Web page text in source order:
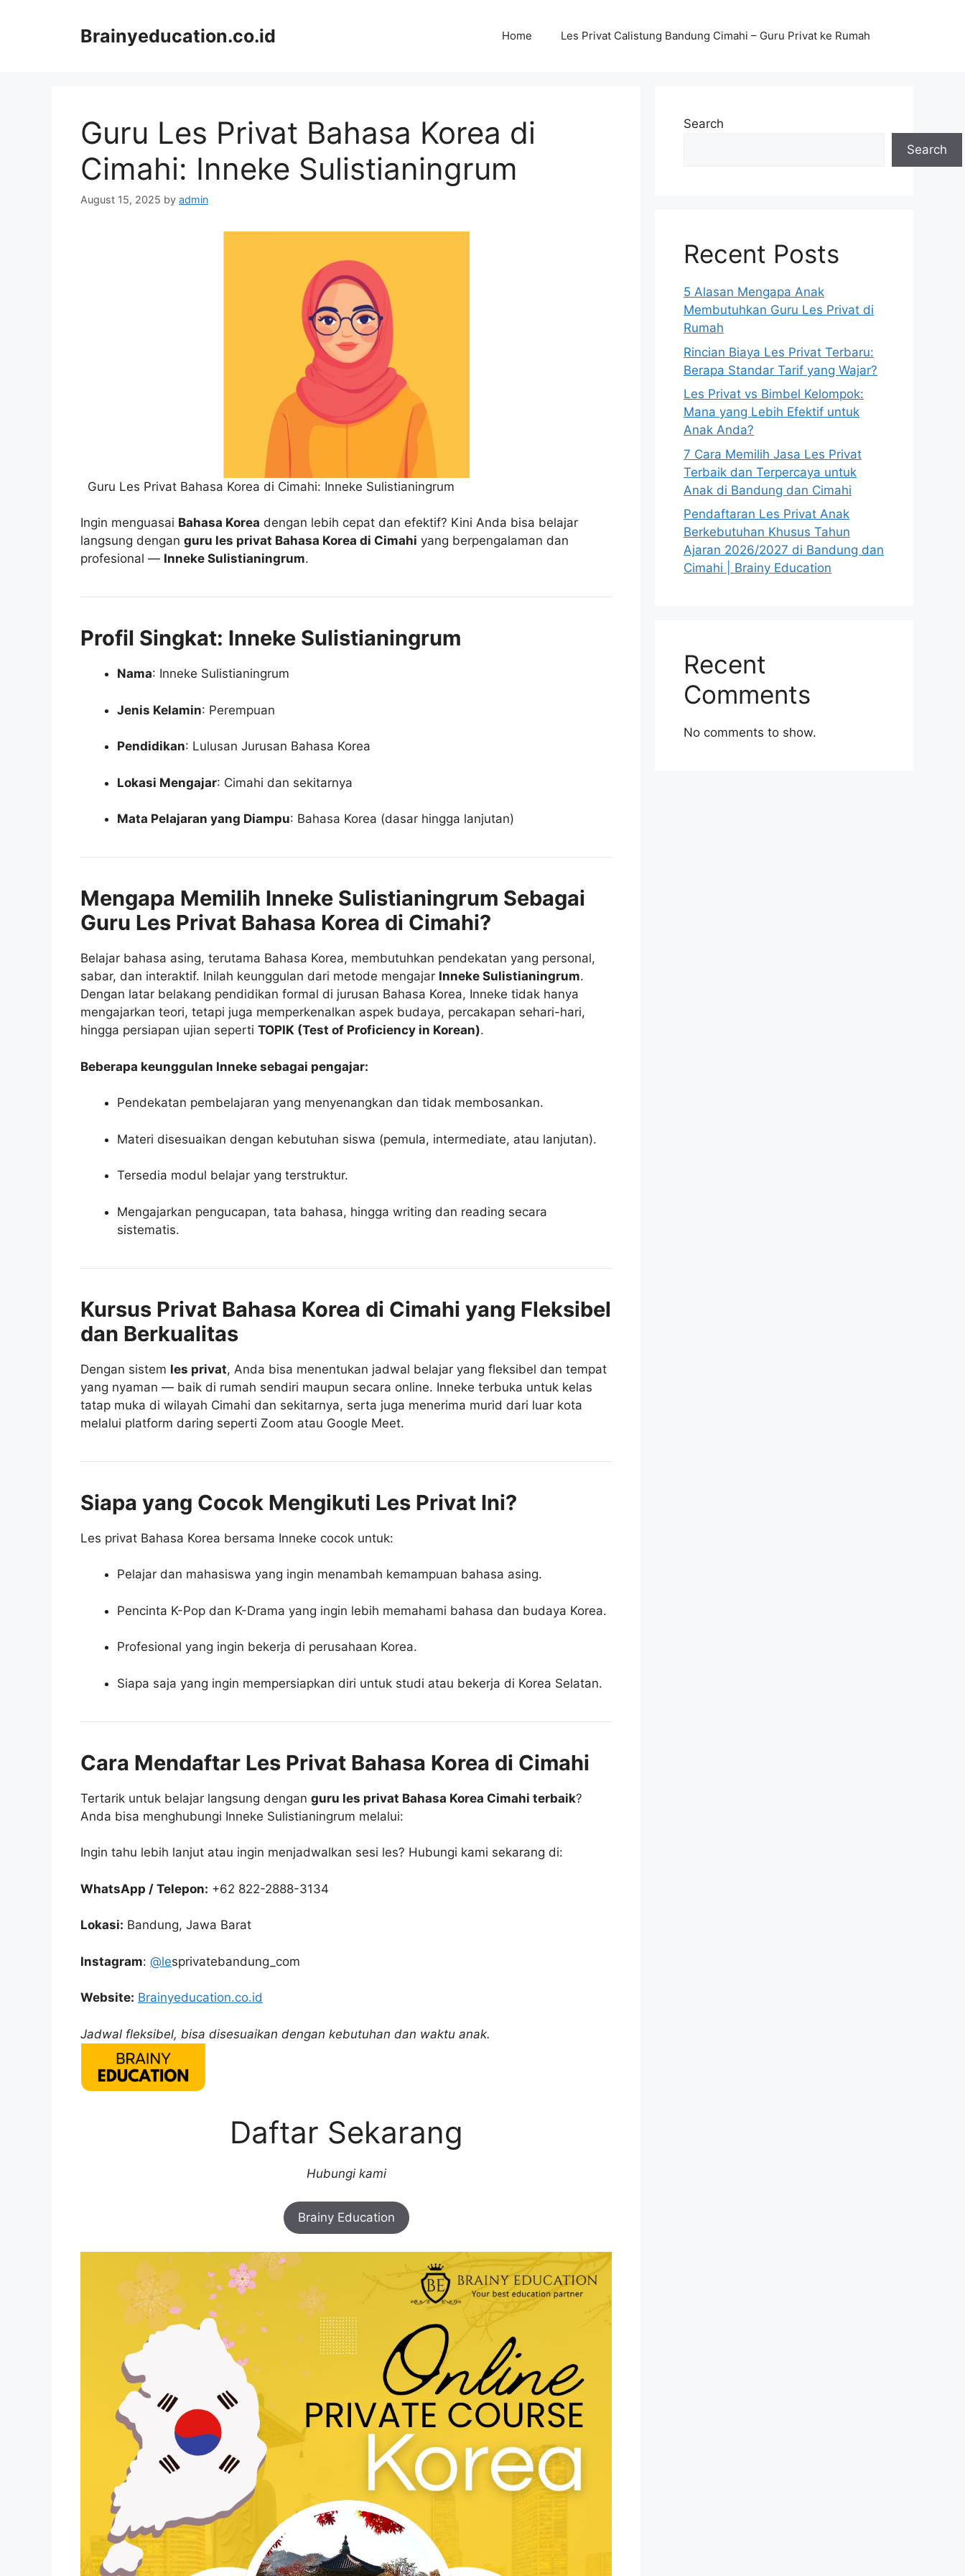
Brainyeducation.co.id Home Les Privat Calistung Bandung Cimahi – Guru Privat ke Rumah
Guru Les Privat Bahasa Korea di
Cimahi: Inneke Sulistianingrum
August 15, 2025 by admin
Guru Les Privat Bahasa Korea di Cimahi: Inneke Sulistianingrum
Ingin menguasai Bahasa Korea dengan lebih cepat dan efektif? Kini Anda bisa belajar
langsung dengan guru les privat Bahasa Korea di Cimahi yang berpengalaman dan
profesional — Inneke Sulistianingrum.
Profil Singkat: Inneke Sulistianingrum
Nama: Inneke Sulistianingrum
Jenis Kelamin: Perempuan
Pendidikan: Lulusan Jurusan Bahasa Korea
Lokasi Mengajar: Cimahi dan sekitarnya
Mata Pelajaran yang Diampu: Bahasa Korea (dasar hingga lanjutan)
Mengapa Memilih Inneke Sulistianingrum Sebagai
Guru Les Privat Bahasa Korea di Cimahi?
Belajar bahasa asing, terutama Bahasa Korea, membutuhkan pendekatan yang personal,
sabar, dan interaktif. Inilah keunggulan dari metode mengajar Inneke Sulistianingrum.
Dengan latar belakang pendidikan formal di jurusan Bahasa Korea, Inneke tidak hanya
mengajarkan teori, tetapi juga memperkenalkan aspek budaya, percakapan sehari-hari,
hingga persiapan ujian seperti TOPIK (Test of Proficiency in Korean).
Beberapa keunggulan Inneke sebagai pengajar:
Pendekatan pembelajaran yang menyenangkan dan tidak membosankan.
Materi disesuaikan dengan kebutuhan siswa (pemula, intermediate, atau lanjutan).
Tersedia modul belajar yang terstruktur.
Mengajarkan pengucapan, tata bahasa, hingga writing dan reading secara
sistematis.
Kursus Privat Bahasa Korea di Cimahi yang Fleksibel
dan Berkualitas
Dengan sistem les privat, Anda bisa menentukan jadwal belajar yang fleksibel dan tempat
yang nyaman — baik di rumah sendiri maupun secara online. Inneke terbuka untuk kelas
tatap muka di wilayah Cimahi dan sekitarnya, serta juga menerima murid dari luar kota
melalui platform daring seperti Zoom atau Google Meet.
Siapa yang Cocok Mengikuti Les Privat Ini?
Les privat Bahasa Korea bersama Inneke cocok untuk:
Pelajar dan mahasiswa yang ingin menambah kemampuan bahasa asing.
Pencinta K-Pop dan K-Drama yang ingin lebih memahami bahasa dan budaya Korea.
Profesional yang ingin bekerja di perusahaan Korea.
Siapa saja yang ingin mempersiapkan diri untuk studi atau bekerja di Korea Selatan.
Cara Mendaftar Les Privat Bahasa Korea di Cimahi
Tertarik untuk belajar langsung dengan guru les privat Bahasa Korea Cimahi terbaik?
Anda bisa menghubungi Inneke Sulistianingrum melalui:
Ingin tahu lebih lanjut atau ingin menjadwalkan sesi les? Hubungi kami sekarang di:
WhatsApp / Telepon: +62 822-2888-3134
Lokasi: Bandung, Jawa Barat
Instagram: @lesprivatebandung_com
Website: Brainyeducation.co.id
Jadwal fleksibel, bisa disesuaikan dengan kebutuhan dan waktu anak.
Daftar Sekarang
Hubungi kami
Brainy Education
Search
Search
Recent Posts
5 Alasan Mengapa Anak
Membutuhkan Guru Les Privat di
Rumah
Rincian Biaya Les Privat Terbaru:
Berapa Standar Tarif yang Wajar?
Les Privat vs Bimbel Kelompok:
Mana yang Lebih Efektif untuk
Anak Anda?
7 Cara Memilih Jasa Les Privat
Terbaik dan Terpercaya untuk
Anak di Bandung dan Cimahi
Pendaftaran Les Privat Anak
Berkebutuhan Khusus Tahun
Ajaran 2026/2027 di Bandung dan
Cimahi | Brainy Education
Recent
Comments
No comments to show.